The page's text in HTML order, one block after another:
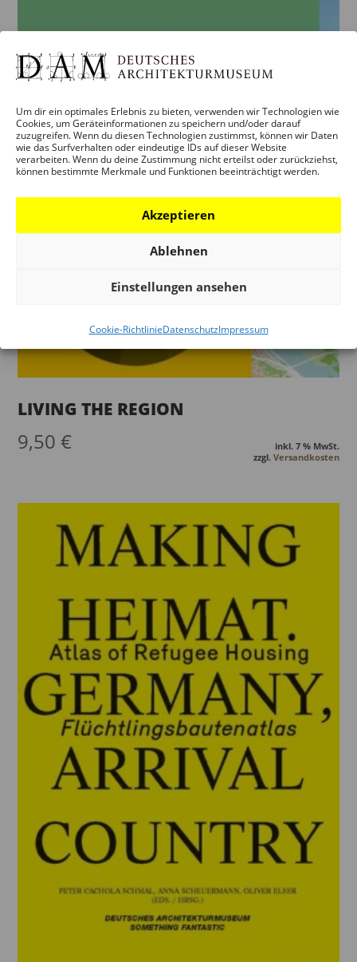
Um dir ein optimales Erlebnis zu bieten, verwenden wir Technologien wie
Cookies, um Geräteinformationen zu speichern und/oder darauf
zuzugreifen. Wenn du diesen Technologien zustimmst, können wir Daten
wie das Surfverhalten oder eindeutige IDs auf dieser Website
verarbeiten. Wenn du deine Zustimmung nicht erteilst oder zurückziehst,
können bestimmte Merkmale und Funktionen beeinträchtigt werden.
Akzeptieren
Ablehnen
Einstellungen ansehen
Cookie-RichtlinieDatenschutzImpressum
LIVING THE REGION
9,50€
inkl. 7 % MwSt.
zzgl. Versandkosten